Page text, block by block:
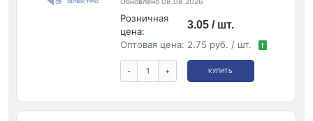
Розничная
цена:
3.05 / шт.
Оптовая цена: 2.75 руб. / шт. !
- + КУПИТЬ